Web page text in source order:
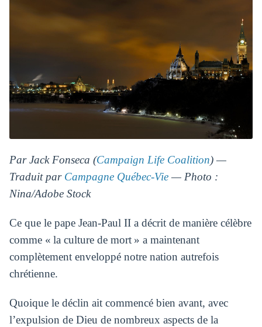
Par Jack Fonseca (Campaign Life Coalition) —
Traduit par Campagne Québec-Vie— Photo :
Nina/Adobe Stock
Ce que le pape Jean-Paul II a décrit de manière célèbre
comme « la culture de mort » a maintenant
complètement enveloppé notre nation autrefois
chrétienne.
Quoique le déclin ait commencé bien avant, avec
l’expulsion de Dieu de nombreux aspects de la